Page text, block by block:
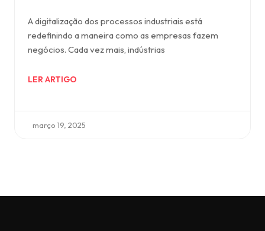
A digitalização dos processos industriais está
redefinindo a maneira como as empresas fazem
negócios. Cada vez mais, indústrias
LER ARTIGO
março 19, 2025